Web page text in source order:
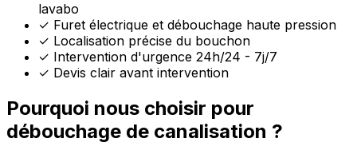
lavabo
✓ Furet électrique et débouchage haute pression
✓ Localisation précise du bouchon
✓ Intervention d'urgence 24h/24 - 7j/7
✓ Devis clair avant intervention
Pourquoi nous choisir pour
débouchage de canalisation ?